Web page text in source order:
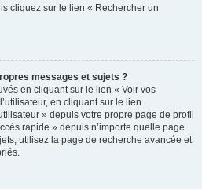
cliquez sur le lien « Rechercher un
messages et sujets ?
en cliquant sur le lien « Voir vos
en cliquant sur le lien
» depuis votre propre page de profil
rapide » depuis n’importe quelle page
utilisez la page de recherche avancée et